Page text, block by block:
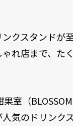
クスタンドが
れ店まで、た
室（
気のドリンク